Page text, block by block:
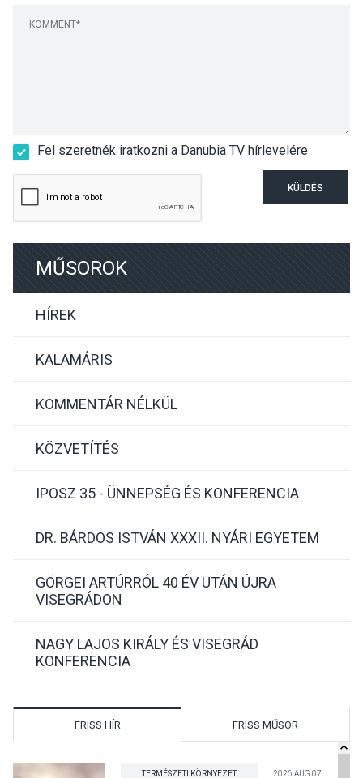
Fel szeretnék iratkozni a Danubia TV hírlevelére
KÜLDÉS
MŰSOROK
HÍREK
KALAMÁRIS
KOMMENTÁR NÉLKÜL
KÖZVETÍTÉS
IPOSZ 35 - ÜNNEPSÉG ÉS KONFERENCIA
DR. BÁRDOS ISTVÁN XXXII. NYÁRI EGYETEM
GÖRGEI ARTÚRRÓL 40 ÉV UTÁN ÚJRA
VISEGRÁDON
NAGY LAJOS KIRÁLY ÉS VISEGRÁD
KONFERENCIA
FRISS HÍR FRISS MŰSOR
TERMÉSZETI KÖRNYEZET 2026 AUG 07